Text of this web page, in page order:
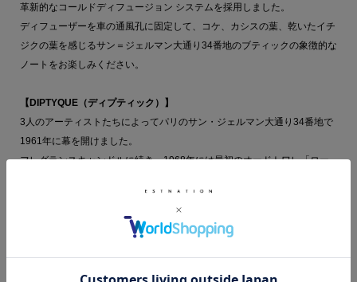
革新的なコールドディフュージョン システムを採用しました。
ディフューザーを車の通風孔に固定して、コケ、カシスの葉、乾いたイチ
ジクの葉を感じるサン＝ジェルマン大通り34番地のブティックの象徴的な
ノートをお楽しみください。
【DIPTYQUE（ディプティック）】
3人のアーティストたちによってパリのサン・ジェルマン大通り34番地で
1961年に幕を開けました。
フレグランスキャンドルに続き、1968年には最初のオードトワレ「ロー
品質にこだわり、時代を先取りした、情熱的なフレグランスメゾンです。